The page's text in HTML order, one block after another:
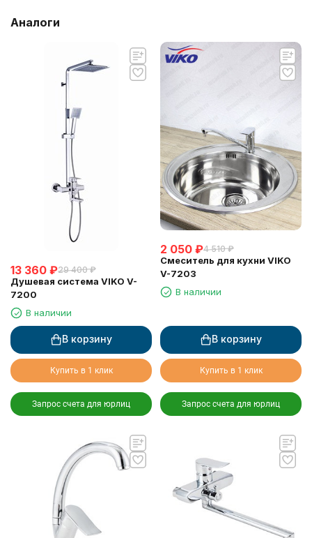
Аналоги
13 360 ₽29 400 ₽
Душевая система VIKO V-
7200
В наличии
В корзину
Купить в 1 клик
Запрос счета для юрлиц
2 050 ₽4 510 ₽
Смеситель для кухни VIKO
V-7203
В наличии
В корзину
Купить в 1 клик
Запрос счета для юрлиц